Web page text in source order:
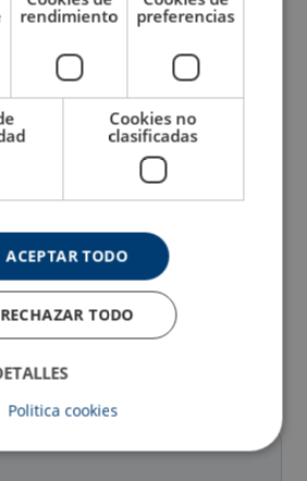
rendimiento
preferencias
Cookies no
clasificadas
ACEPTAR TODO
RECHAZAR TODO
Politica cookies